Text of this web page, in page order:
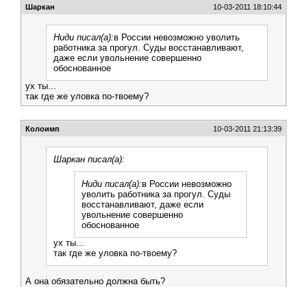
Шаркан 10-03-2011 18:10:44
Ниди писал(а):в России невозможно уволить
работника за прогул. Суды восстанавливают,
даже если увольнение совершенно
обоснованное
ух ты...
так где же уловка по-твоему?
Колоимп 10-03-2011 21:13:39
Шаркан писал(а):
Ниди писал(а):в России невозможно
уволить работника за прогул. Суды
восстанавливают, даже если
увольнение совершенно
обоснованное
ух ты...
так где же уловка по-твоему?
А она обязательно должна быть?